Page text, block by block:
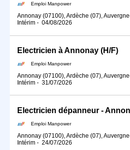
Emploi Manpower
Annonay (07100), Ardèche (07),
Intérim - 04/08/2026
Electricien à Annonay (H/F)
Emploi Manpower
Annonay (07100), Ardèche (07),
Intérim - 31/07/2026
Electricien dépanneur -
Emploi Manpower
Annonay (07100), Ardèche (07),
Intérim - 24/07/2026